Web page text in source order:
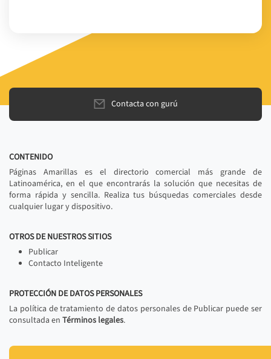
Contacta con gurú
CONTENIDO
Páginas Amarillas es el directorio comercial más grande de
Latinoamérica, en el que encontrarás la solución que necesitas de
forma rápida y sencilla. Realiza tus búsquedas comerciales desde
cualquier lugar y dispositivo.
OTROS DE NUESTROS SITIOS
Publicar
Contacto Inteligente
PROTECCIÓN DE DATOS PERSONALES
La política de tratamiento de datos personales de Publicar puede ser
consultada en Términos legales.